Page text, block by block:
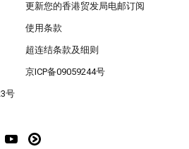
更新您的香港贸发局电邮订阅
使用条款
超连结条款及细则
京ICP备09059244号
号